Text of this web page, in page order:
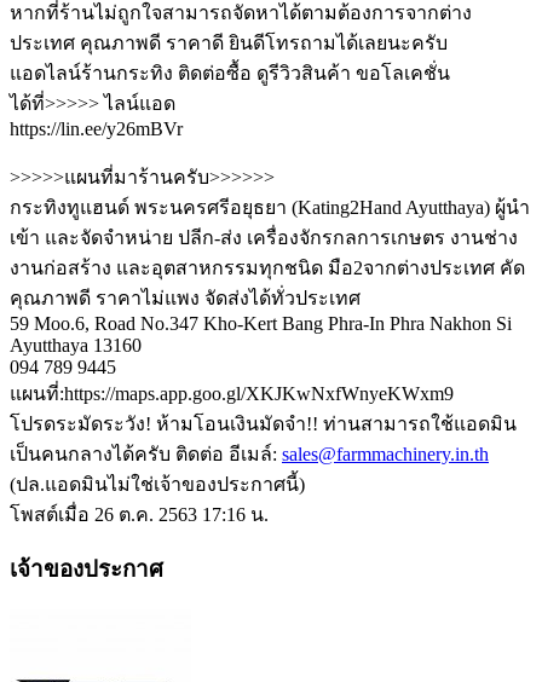
หากที่ร้านไม่ถูกใจสามารถจัดหาได้ตามต้องการจากต่าง
ประเทศ คุณภาพดี ราคาดี ยินดีโทรถามได้เลยนะครับ
แอดไลน์ร้านกระทิง ติดต่อซื้อ ดูรีวิวสินค้า ขอโลเคชั่น
ได้ที่>>>>> ไลน์แอด
https://lin.ee/y26mBVr
>>>>>แผนที่มาร้านครับ>>>>>>
กระทิงทูแฮนด์ พระนครศรีอยุธยา (Kating2Hand Ayutthaya) ผู้นำ
เข้า และจัดจำหน่าย ปลีก-ส่ง เครื่องจักรกลการเกษตร งานช่าง
งานก่อสร้าง และอุตสาหกรรมทุกชนิด มือ2จากต่างประเทศ คัด
คุณภาพดี ราคาไม่แพง จัดส่งได้ทั่วประเทศ
59 Moo.6, Road No.347 Kho-Kert Bang Phra-In Phra Nakhon Si
Ayutthaya 13160
094 789 9445
แผนที่:https://maps.app.goo.gl/XKJKwNxfWnyeKWxm9
โปรดระมัดระวัง! ห้ามโอนเงินมัดจำ!! ท่านสามารถใช้แอดมิน
เป็นคนกลางได้ครับ ติดต่อ อีเมล์: sales@farmmachinery.in.th
(ปล.แอดมินไม่ใช่เจ้าของประกาศนี้)
โพสต์เมื่อ 26 ต.ค. 2563 17:16 น.
เจ้าของประกาศ